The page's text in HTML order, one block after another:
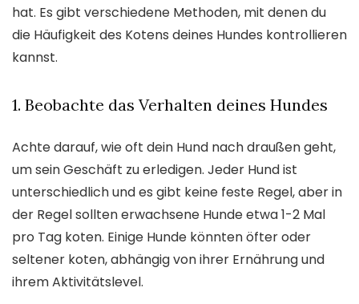
hat. Es gibt verschiedene Methoden, mit denen du
die Häufigkeit des Kotens deines Hundes kontrollieren
kannst.
1. Beobachte das Verhalten deines Hundes
Achte darauf, wie oft dein Hund nach draußen geht,
um sein Geschäft zu erledigen. Jeder Hund ist
unterschiedlich und es gibt keine feste Regel, aber in
der Regel sollten erwachsene Hunde etwa 1-2 Mal
pro Tag koten. Einige Hunde könnten öfter oder
seltener koten, abhängig von ihrer Ernährung und
ihrem Aktivitätslevel.